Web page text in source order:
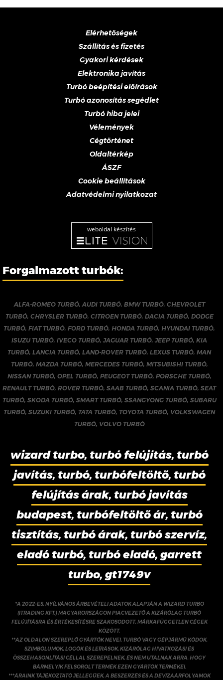
Elérhetőségek
Szállítás és fizetés
Gyakori kérdések
Elektronika javítás
Turbó beépítési előírások
Turbó azonosítás segédlet
Turbó hiba jelei
Vélemények
Cégtörténet
Oldaltérkép
ÁSZF
Cookie beállítások
Adatvédelmi nyilatkozat
weboldal készítés
Forgalmazott turbók:
ALFA-ROMEO TURBÓ,AUDI TURBÓ, BMW TURBÓ, CHEVROLET
TURBÓ, CHRYSLER TURBÓ, CITROEN TURBÓ, DACIA TURBÓ, DODGE
TURBÓ,FIAT TURBÓ,FORD TURBÓ, HONDA TURBÓ, HYUNDAI TURBÓ,
ISUZU TURBÓ,IVECO TURBÓ,JAGUAR TURBÓ,JEEP TURBÓ,KIA
TURBÓ,LANCIA TURBÓ,LAND-ROVER TURBÓ,LEXUS TURBÓ,MAN
TURBÓ, MAZDA TURBÓ, MERCEDES TURBÓ, MITSUBISHI TURBÓ,
NISSAN TURBÓ, OPEL TURBÓ, PEUGEOT TURBÓ, PORSCHE TURBÓ,
RENAULT TURBÓ,ROVER TURBÓ,SAAB TURBÓ,SCANIA TURBÓ,SEAT
TURBÓ, SKODA TURBÓ, SMART TURBÓ, SSANGYONG TURBÓ, SUBARU
TURBÓ,SUZUKI TURBÓ, TATA TURBÓ, TOYOTA TURBÓ, VOLKSWAGEN
TURBÓ, VOLVO TURBÓ
wizard turbo, turbó felújítás, turbó
javítás, turbó, turbófeltöltő, turbó
felújítás árak, turbó javítás
budapest, turbófeltöltő ár, turbó
tisztítás, turbó árak, turbó szervíz,
eladó turbó, turbó eladó, garrett
turbo, gt1749v
*A 2022-ES, NYÍLVÁNOS ÁRBEVÉTELI ADATOK ALAPJÁN A WIZARD TURBO
(ITRADING KFT.) MAGYARORSZÁGON PIACVEZETŐ A KIZÁRÓLAG TURBÓ
FELÚJÍTÁSRA ÉS ÉRTÉKESÍTÉSRE SZAKOSODOTT, MÁRKAFÜGGETLEN CÉGEK
KÖZÖTT.
**AZ OLDALON SZEREPLŐ GYÁRTÓK NEVEI, TURBÓ VAGY GÉPJÁRMŰ KÓDOK,
SZIMBÓLUMOK, LOGÓK ÉS LEÍRÁSOK, KIZÁRÓLAG HIVATKOZÁSI ÉS
ÖSSZEHASONLÍTÁSI CÉLLAL SZEREPELNEK, ÉS NEM UTALNAK ARRA, HOGY
BÁRMELYIK FELSOROLT TERMÉK EZEN GYÁRTÓK TERMÉKEI.
***ÁRAINK TÁJÉKOZTATÓ JELLEGŰEK, A BESZERZÉS ÉS A DEVIZAÁRFOLYAMOK